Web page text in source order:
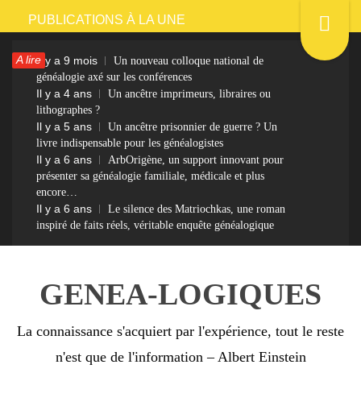
Passer
contenu
PUBLICATIONS À LA UNE
A lireIl y a 9 mois
Un nouveau colloque national de
généalogie axé sur les conférences
Il y a 4 ans
Un ancêtre imprimeurs, libraires ou
lithographes ?
Il y a 5 ans
Un ancêtre prisonnier de guerre ? Un
livre indispensable pour les généalogistes
Il y a 6 ans
ArbOrigène, un support innovant pour
présenter sa généalogie familiale, médicale et plus
encore…
Il y a 6 ans
Le silence des Matriochkas, une roman
inspiré de faits réels, véritable enquête généalogique
GENEA-LOGIQUES
La connaissance s'acquiert par l'expérience, tout le reste
n'est que de l'information – Albert Einstein